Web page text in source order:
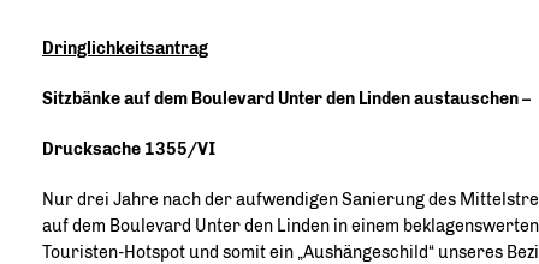
Dringlichkeitsantrag
Sitzbänke auf dem Boulevard Unter den Linden austauschen –
Drucksache 1355/VI
Nur drei Jahre nach der aufwendigen Sanierung des
auf dem Boulevard Unter den Linden in einem
Touristen-Hotspot und somit ein „Aushängeschild“ unseres